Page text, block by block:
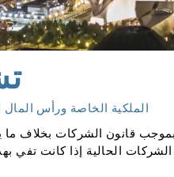
الملكية الخاصة ورأس المال
قانون الشركات بخلاف ما